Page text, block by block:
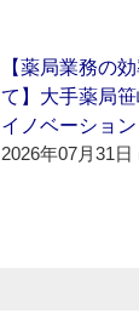
【薬局業務の
て】大手薬局
イノベーション
2026年07月31日